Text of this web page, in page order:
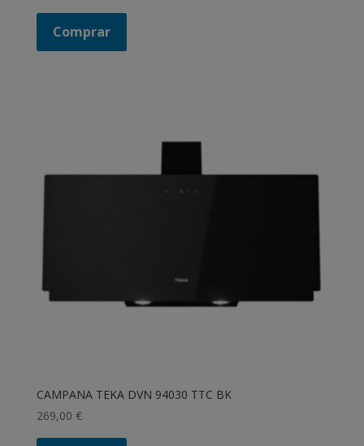
Comprar
CAMPANA TEKA DVN 94030 TTC BK
269,00 €